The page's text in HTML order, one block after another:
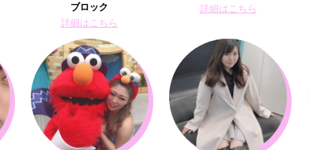
ブロック
詳細はこちら
詳細はこちら